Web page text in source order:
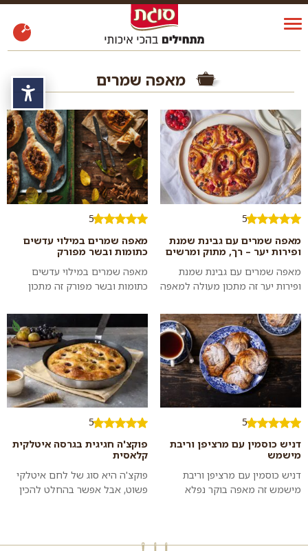
מאפה שמרים
5
מאפה שמרים עם גבינת שמנת
ופירות יער – רך, מתוק ומרשים
מאפה שמרים עם גבינת שמנת
ופירות יער זה מתכון מעולה למאפה
וקטיפתי עם תוספת פירות יער
רעננים. ה...
5
מאפה שמרים במילוי עדשים
כתומות ובשר מפורק
מאפה שמרים במילוי עדשים
כתומות ובשר מפורק זה מתכון
להביא כשמתארחים או לקחת
איתכם לפיקניק. כדאי ל...
5
דניש כוסמין עם מרציפן וריבת
מישמש
דניש כוסמין עם מרציפן וריבת
מישמש זה מאפה בוקר נפלא
5
פוקצ'ה חגיגית בגרסה איטלקית
קלאסית
פוקצ'ה היא סוג של לחם איטלקי
פשוט, אבל אפשר בהחלט להכין